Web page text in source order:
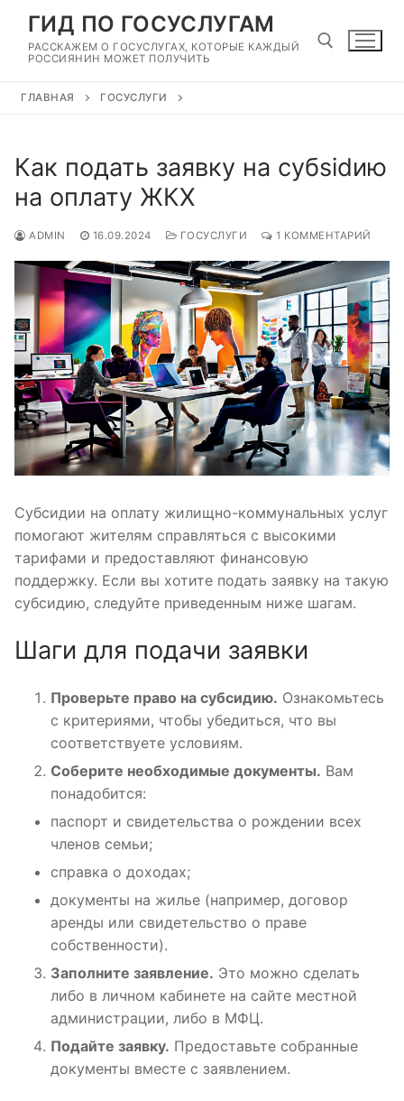
Перейти
содержимому
ГИД ПО ГОСУСЛУГАМ
РАССКАЖЕМ О ГОСУСЛУГАХ, КОТОРЫЕ КАЖДЫЙ
РОССИЯНИН МОЖЕТ ПОЛУЧИТЬ
ГЛАВНАЯ ГОСУСЛУГИ
Как подать заявку на субsidию
на оплату ЖКХ
ADMIN 16.09.2024 ГОСУСЛУГИ 1 КОММЕНТАРИЙ
Субсидии на оплату жилищно-коммунальных услуг
помогают жителям справляться с высокими
тарифами и предоставляют финансовую
поддержку. Если вы хотите подать заявку на такую
субсидию, следуйте приведенным ниже шагам.
Шаги для подачи заявки
Проверьте право на субсидию. Ознакомьтесь
с критериями, чтобы убедиться, что вы
соответствуете условиям.
Соберите необходимые документы. Вам
понадобится:
паспорт и свидетельства о рождении всех
членов семьи;
справка о доходах;
документы на жилье (например, договор
аренды или свидетельство о праве
собственности).
Заполните заявление. Это можно сделать
либо в личном кабинете на сайте местной
администрации, либо в МФЦ.
Подайте заявку. Предоставьте собранные
документы вместе с заявлением.